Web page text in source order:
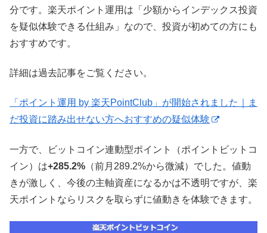
分です。楽天ポイント運用は「少額からインデックス投資
を疑似体験できる仕組み」なので、投資が初めての方にも
おすすめです。
詳細は過去記事をご覧ください。
「ポイント運用 by 楽天PointClub」が開始されました｜ま
だ投資に踏み出せない方へおすすめの疑似体験
一方で、ビットコイン連動型ポイント（ポイントビットコ
イン）は+285.2% （前月289.2%から微減）でした。値動
きが激しく、今後の主軸資産になるかは不透明ですが、楽
天ポイントならリスクを取らずに値動きを体験できます。